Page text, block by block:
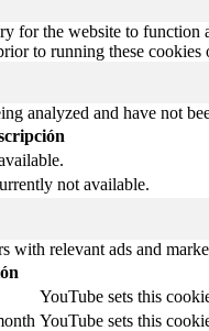
for the website to function
to running these cookies
analyzed and have not
not available.
with relevant ads and
YouTube sets this
YouTube sets this